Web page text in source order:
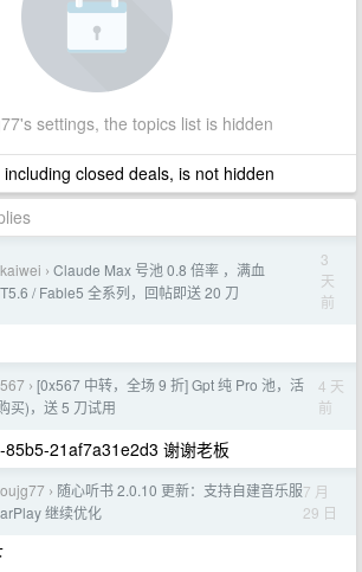
settings, the topics list is hidden
closed deals, is not hidden
› Claude Max 号池 0.8 倍率 ，满血
/ Fable5 全系列，回帖即送 20 刀
3
天
前
› [0x567 中转，全场 9 折] Gpt 纯 Pro 池，活
买)，送 5 刀试用
4 天
前
21af7a31e2d3 谢谢老板
› 随心听书 2.0.10 更新：支持自建音乐服
继续优化
7 月
29 日